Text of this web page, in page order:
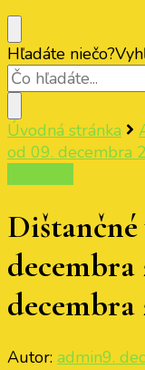
Hľadáte niečo?
Úvodná stránka
od 09. decembra
Dištančné
decembra
decembra
Autor: admin9.